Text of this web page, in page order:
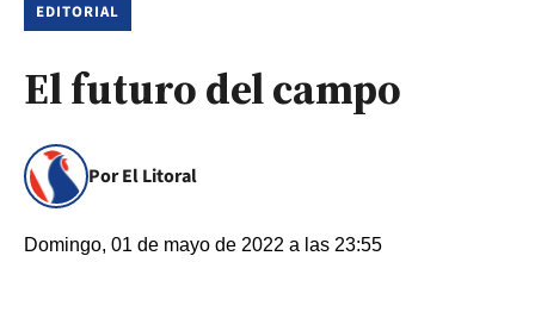
EDITORIAL
El futuro del campo
Por El Litoral
Domingo, 01 de mayo de 2022 a las 23:55